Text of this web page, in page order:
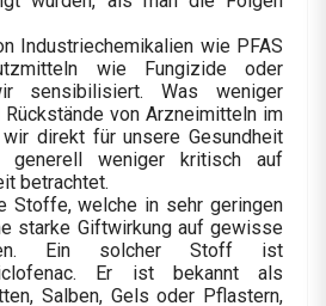
Industriechemikalien wie PFAS
wie Fungizide oder
sensibilisiert. Was weniger
von Arzneimitteln im
direkt für unsere Gesundheit
generell weniger kritisch auf
betrachtet.
Stoffe, welche in sehr geringen
starke Giftwirkung auf gewisse
Ein solcher Stoff ist
Er ist bekannt als
Salben, Gels oder Pflastern,